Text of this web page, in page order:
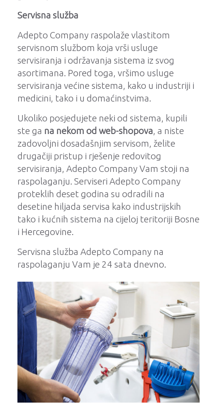
Servisna služba
Adepto Company raspolaže vlastitom
servisnom službom koja vrši usluge
servisiranja i održavanja sistema iz svog
asortimana. Pored toga, vršimo usluge
servisiranja većine sistema, kako u industriji i
medicini, tako i u domaćinstvima.
Ukoliko posjedujete neki od sistema, kupili
ste ga na nekom od web-shopova, a niste
zadovoljni dosadašnjim servisom, želite
drugačiji pristup i rješenje redovitog
servisiranja, Adepto Company Vam stoji na
raspolaganju. Serviseri Adepto Company
proteklih deset godina su odradili na
desetine hiljada servisa kako industrijskih
tako i kućnih sistema na cijeloj teritoriji Bosne
i Hercegovine.
Servisna služba Adepto Company na
raspolaganju Vam je 24 sata dnevno.